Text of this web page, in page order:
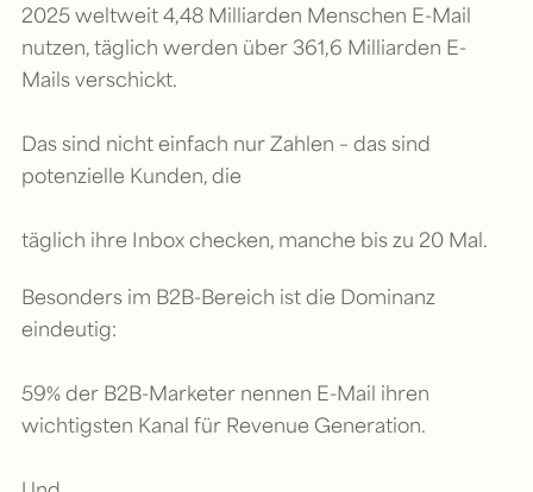
2025 weltweit 4,48 Milliarden Menschen E-Mail
nutzen, täglich werden über 361,6 Milliarden E-
Mails verschickt.
Das sind nicht einfach nur Zahlen – das sind
potenzielle Kunden, die
täglich ihre Inbox checken, manche bis zu 20 Mal.
Besonders im B2B-Bereich ist die Dominanz
eindeutig:
59% der B2B-Marketer nennen E-Mail ihren
wichtigsten Kanal für Revenue Generation.